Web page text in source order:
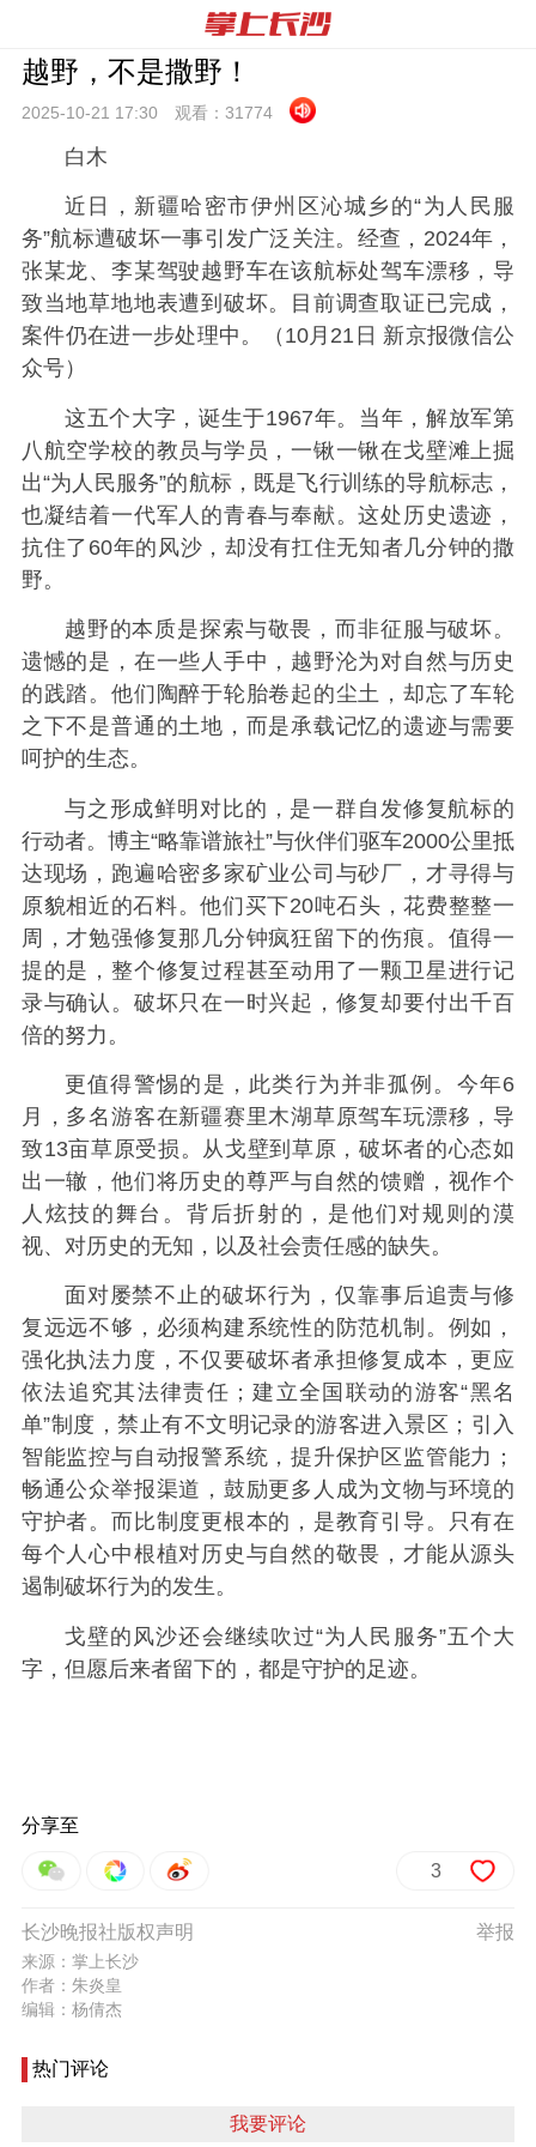
越野，不是撒野！
2025-10-21 17:30 观看： 31774
白木
近日，新疆哈密市伊州区沁城乡的“为人民服
务”航标遭破坏一事引发广泛关注。经查，2024年，
张某龙、李某驾驶越野车在该航标处驾车漂移，导
致当地草地地表遭到破坏。目前调查取证已完成，
案件仍在进一步处理中。（10月21日 新京报微信公
众号）
这五个大字，诞生于1967年。当年，解放军第
八航空学校的教员与学员，一锹一锹在戈壁滩上掘
出“为人民服务”的航标，既是飞行训练的导航标志，
也凝结着一代军人的青春与奉献。这处历史遗迹，
抗住了60年的风沙，却没有扛住无知者几分钟的撒
野。
越野的本质是探索与敬畏，而非征服与破坏。
遗憾的是，在一些人手中，越野沦为对自然与历史
的践踏。他们陶醉于轮胎卷起的尘土，却忘了车轮
之下不是普通的土地，而是承载记忆的遗迹与需要
呵护的生态。
与之形成鲜明对比的，是一群自发修复航标的
行动者。博主“略靠谱旅社”与伙伴们驱车2000公里抵
达现场，跑遍哈密多家矿业公司与砂厂，才寻得与
原貌相近的石料。他们买下20吨石头，花费整整一
周，才勉强修复那几分钟疯狂留下的伤痕。值得一
提的是，整个修复过程甚至动用了一颗卫星进行记
录与确认。破坏只在一时兴起，修复却要付出千百
倍的努力。
更值得警惕的是，此类行为并非孤例。今年6
月，多名游客在新疆赛里木湖草原驾车玩漂移，导
致13亩草原受损。从戈壁到草原，破坏者的心态如
出一辙，他们将历史的尊严与自然的馈赠，视作个
人炫技的舞台。背后折射的，是他们对规则的漠
视、对历史的无知，以及社会责任感的缺失。
面对屡禁不止的破坏行为，仅靠事后追责与修
复远远不够，必须构建系统性的防范机制。例如，
强化执法力度，不仅要破坏者承担修复成本，更应
依法追究其法律责任；建立全国联动的游客“黑名
单”制度，禁止有不文明记录的游客进入景区；引入
智能监控与自动报警系统，提升保护区监管能力；
畅通公众举报渠道，鼓励更多人成为文物与环境的
守护者。 而比制度更根本的，是教育引导。只有在
每个人心中根植对历史与自然的敬畏，才能从源头
遏制破坏行为的发生。
戈壁的风沙还会继续吹过“为人民服务”五个大
字，但愿后来者留下的，都是守护的足迹。
分享至
3
举报
长沙晚报社版权声明
来源：掌上长沙
作者：朱炎皇
编辑：杨倩杰
热门评论
我要评论